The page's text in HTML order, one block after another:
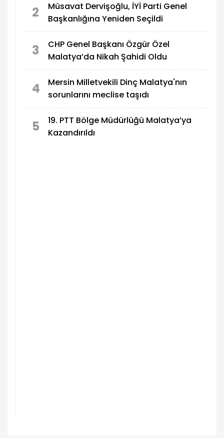
2
Müsavat Dervişoğlu, İYİ Parti Genel
Başkanlığına Yeniden Seçildi
3
CHP Genel Başkanı Özgür Özel
Malatya’da Nikah Şahidi Oldu
4
Mersin Milletvekili Dinç Malatya'nın
sorunlarını meclise taşıdı
5
19. PTT Bölge Müdürlüğü Malatya’ya
Kazandırıldı